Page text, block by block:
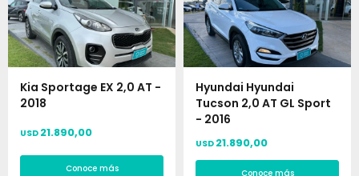
Kia Sportage EX 2,0 AT -
2018
USD 21.890,00
Conoce más
Hyundai Hyundai
Tucson 2,0 AT GL Sport
- 2016
USD 21.890,00
Conoce más